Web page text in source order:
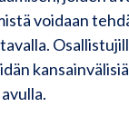
voidaan